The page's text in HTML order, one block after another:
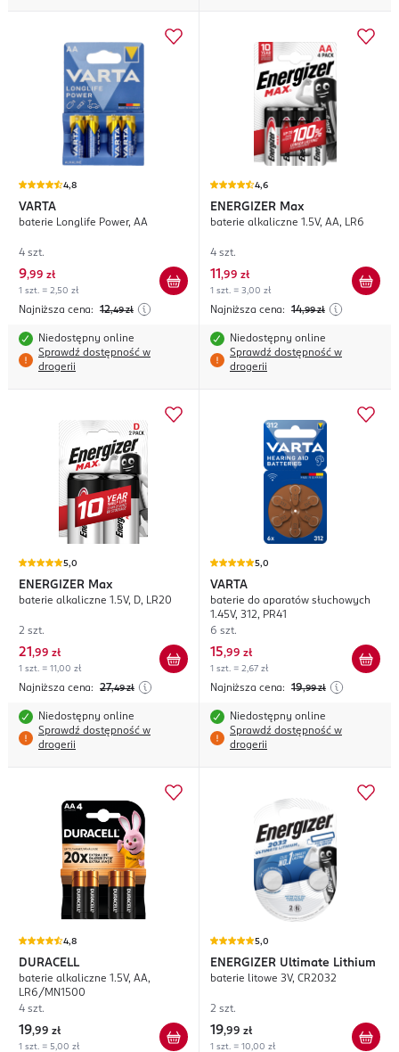
4,8
VARTA
baterie Longlife Power, AA
4 szt.
9,99 zł
1 szt. = 2,50 zł
Najniższa cena: 12,49 zł
Niedostępny online
Sprawdź dostępność w
drogerii
4,6
ENERGIZER Max
baterie alkaliczne 1.5V, AA, LR6
4 szt.
11 ,99 zł
1 szt. = 3,00 zł
Najniższa cena: 14,99 zł
Niedostępny online
Sprawdź dostępność w
drogerii
5,0
ENERGIZER Max
baterie alkaliczne 1.5V, D, LR20
2 szt.
21 ,99 zł
1 szt. = 11,00 zł
Najniższa cena: 27,49 zł
Niedostępny online
Sprawdź dostępność w
drogerii
5,0
VARTA
baterie do aparatów słuchowych
1.45V, 312, PR41
6 szt.
15,99 zł
1 szt. = 2,67 zł
Najniższa cena: 19,99 zł
Niedostępny online
Sprawdź dostępność w
drogerii
4,8
DURACELL
baterie alkaliczne 1.5V, AA,
LR6/MN1500
4 szt.
19,99 zł
1 szt. = 5,00 zł
5,0
ENERGIZER Ultimate Lithium
baterie litowe 3V, CR2032
2 szt.
19,99 zł
1 szt. = 10,00 zł